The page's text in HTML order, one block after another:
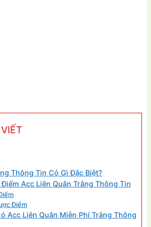
Thông Tin Có Gì Đặc Biệt?
Acc Liên Quân Trắng Thông Tin
Điểm
Acc Liên Quân Miễn Phí Trắng Thông